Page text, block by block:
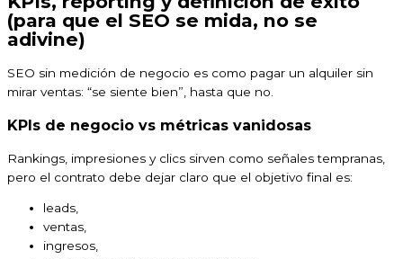
(para que el SEO se mida, no se
adivine)
SEO sin medición de negocio es como pagar un alquiler sin
mirar ventas: “se siente bien”, hasta que no.
KPIs de negocio vs métricas vanidosas
Rankings, impresiones y clics sirven como señales tempranas,
pero el contrato debe dejar claro que el objetivo final es:
leads,
ventas,
ingresos,